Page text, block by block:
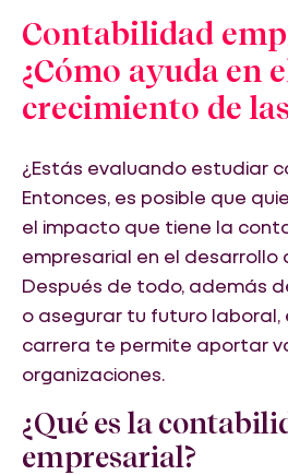
Contabilidad
¿Cómo ayuda en
crecimiento de
¿Estás evaluando estudiar
Entonces, es posible que
el impacto que tiene la
empresarial en el desarrollo
Después de todo, además
o asegurar tu futuro
carrera te permite aportar
organizaciones.
¿Qué es la
empresarial?